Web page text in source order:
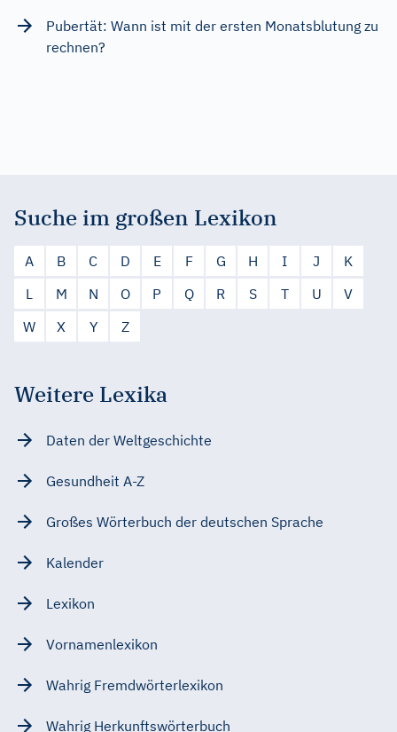
Pubertät: Wann ist mit der ersten Monatsblutung zu
rechnen?
Suche im großen Lexikon
A B C D E F G H I J
K
L
M N O P Q R S T U
V
W
X Y Z
Weitere Lexika
Daten der Weltgeschichte
Gesundheit A-Z
Großes Wörterbuch der deutschen Sprache
Kalender
Lexikon
Vornamenlexikon
Wahrig Fremdwörterlexikon
Wahrig Herkunftswörterbuch